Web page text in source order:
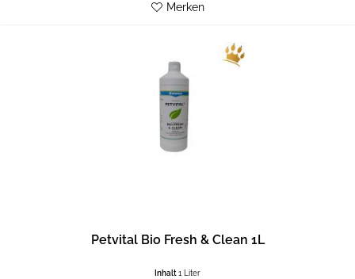
Merken
Petvital Bio Fresh & Clean 1L
Inhalt1 Liter